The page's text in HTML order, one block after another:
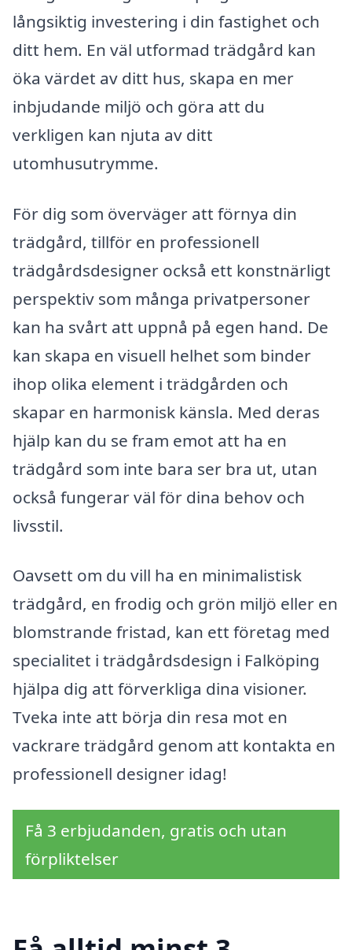
långsiktig investering i din fastighet och
ditt hem. En väl utformad trädgård kan
öka värdet av ditt hus, skapa en mer
inbjudande miljö och göra att du
verkligen kan njuta av ditt
utomhusutrymme.
För dig som överväger att förnya din
trädgård, tillför en professionell
trädgårdsdesigner också ett konstnärligt
perspektiv som många privatpersoner
kan ha svårt att uppnå på egen hand. De
kan skapa en visuell helhet som binder
ihop olika element i trädgården och
skapar en harmonisk känsla. Med deras
hjälp kan du se fram emot att ha en
trädgård som inte bara ser bra ut, utan
också fungerar väl för dina behov och
livsstil.
Oavsett om du vill ha en minimalistisk
trädgård, en frodig och grön miljö eller en
blomstrande fristad, kan ett företag med
specialitet i trädgårdsdesign i Falköping
hjälpa dig att förverkliga dina visioner.
Tveka inte att börja din resa mot en
vackrare trädgård genom att kontakta en
professionell designer idag!
Få 3 erbjudanden, gratis och utan
förpliktelser